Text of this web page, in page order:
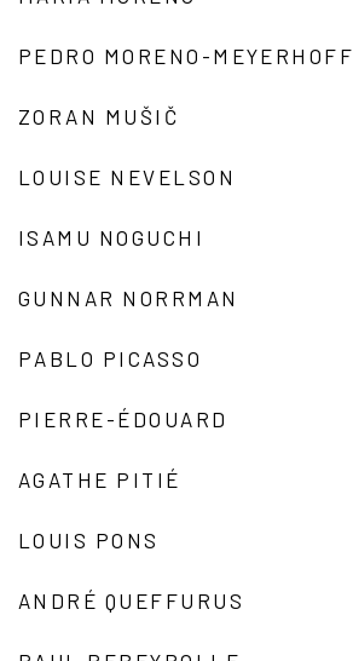
PEDRO MORENO-MEYERHOFF
ZORAN MUŠIČ
LOUISE NEVELSON
ISAMU NOGUCHI
GUNNAR NORRMAN
PABLO PICASSO
PIERRE-ÉDOUARD
AGATHE PITIÉ
LOUIS PONS
ANDRÉ QUEFFURUS